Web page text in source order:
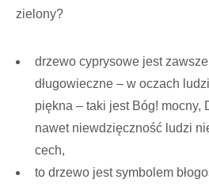
zielony?
drzewo cyprysowe jest
długowieczne – w oczach
piękna – taki jest Bóg! mocny,
nawet niewdzięczność ludzi
cech,
to drzewo jest symbolem